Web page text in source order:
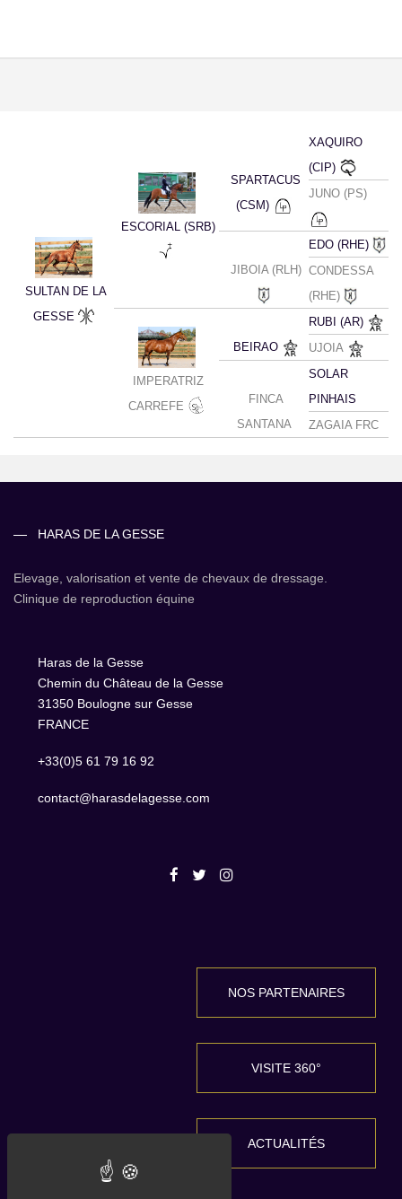
SULTAN DE LA
GESSE
ESCORIAL (SRB)
SPARTACUS
(CSM)
XAQUIRO
(CIP)
JUNO (PS)
JIBOIA (RLH)
EDO (RHE)
CONDESSA
(RHE)
IMPERATRIZ
CARREFE
BEIRAO
RUBI (AR)
UJOIA
FINCA
SANTANA
SOLAR
PINHAIS
ZAGAIA FRC
HARAS DE LA GESSE
Elevage, valorisation et vente de chevaux de dressage.
Clinique de reproduction équine
Haras de la Gesse
Chemin du Château de la Gesse
31350 Boulogne sur Gesse
FRANCE
+33(0)5 61 79 16 92
contact@harasdelagesse.com
NOS PARTENAIRES
VISITE 360°
ACTUALITÉS